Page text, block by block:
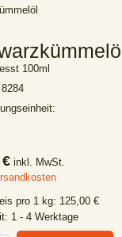
100ml
8284
inkl. MwSt.
pro 1 kg: 125,00 €
1 - 4 Werktage